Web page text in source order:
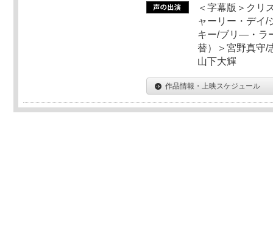
＜字幕版＞クリ
ャーリー・デイ/
キー/ブリ―・ラ
替）＞宮野真守/
山下大輝
作品情報・上映スケジュール